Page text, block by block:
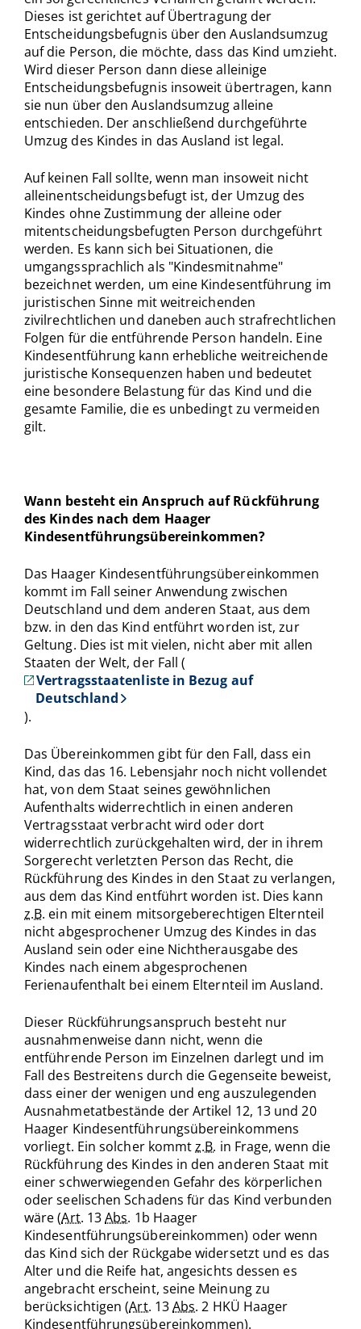
Dieses ist gerichtet auf Übertragung der
Entscheidungsbefugnis über den Auslandsumzug
auf die Person, die möchte, dass das Kind umzieht.
Wird dieser Person dann diese alleinige
Entscheidungsbefugnis insoweit übertragen, kann
sie nun über den Auslandsumzug alleine
entschieden. Der anschließend durchgeführte
Umzug des Kindes in das Ausland ist legal.
Auf keinen Fall sollte, wenn man insoweit nicht
alleinentscheidungsbefugt ist, der Umzug des
Kindes ohne Zustimmung der alleine oder
mitentscheidungsbefugten Person durchgeführt
werden. Es kann sich bei Situationen, die
umgangssprachlich als "Kindesmitnahme"
bezeichnet werden, um eine Kindesentführung im
juristischen Sinne mit weitreichenden
zivilrechtlichen und daneben auch strafrechtlichen
Folgen für die entführende Person handeln. Eine
Kindesentführung kann erhebliche weitreichende
juristische Konsequenzen haben und bedeutet
eine besondere Belastung für das Kind und die
gesamte Familie, die es unbedingt zu vermeiden
gilt.
Wann besteht ein Anspruch auf Rückführung
des Kindes nach dem Haager
Kindesentführungsübereinkommen?
Das Haager Kindesentführungsübereinkommen
kommt im Fall seiner Anwendung zwischen
Deutschland und dem anderen Staat, aus dem
bzw. in den das Kind entführt worden ist, zur
Geltung. Dies ist mit vielen, nicht aber mit allen
Staaten der Welt, der Fall (
Vertragsstaatenliste in Bezug auf
Deutschland
).
Das Übereinkommen gibt für den Fall, dass ein
Kind, das das 16. Lebensjahr noch nicht vollendet
hat, von dem Staat seines gewöhnlichen
Aufenthalts widerrechtlich in einen anderen
Vertragsstaat verbracht wird oder dort
widerrechtlich zurückgehalten wird, der in ihrem
Sorgerecht verletzten Person das Recht, die
Rückführung des Kindes in den Staat zu verlangen,
aus dem das Kind entführt worden ist. Dies kann
z.B. ein mit einem mitsorgeberechtigen Elternteil
nicht abgesprochener Umzug des Kindes in das
Ausland sein oder eine Nichtherausgabe des
Kindes nach einem abgesprochenen
Ferienaufenthalt bei einem Elternteil im Ausland.
Dieser Rückführungsanspruch besteht nur
ausnahmenweise dann nicht, wenn die
entführende Person im Einzelnen darlegt und im
Fall des Bestreitens durch die Gegenseite beweist,
dass einer der wenigen und eng auszulegenden
Ausnahmetatbestände der Artikel 12, 13 und 20
Haager Kindesentführungsübereinkommens
vorliegt. Ein solcher kommtz.B. in Frage, wenn die
Rückführung des Kindes in den anderen Staat mit
einer schwerwiegenden Gefahr des körperlichen
oder seelischen Schadens für das Kind verbunden
wäre (Art. 13Abs. 1b Haager
Kindesentführungsübereinkommen) oder wenn
das Kind sich der Rückgabe widersetzt und es das
Alter und die Reife hat, angesichts dessen es
angebracht erscheint, seine Meinung zu
berücksichtigen (Art. 13Abs. 2 HKÜ Haager
Kindesentführungsübereinkommen).